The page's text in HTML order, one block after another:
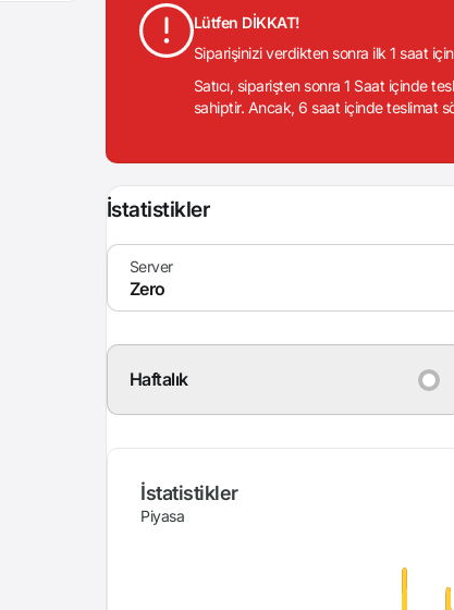
Lütfen DİKKAT!
Siparişinizi verdikten sonra ilk 1 saat
Satıcı, siparişten sonra 1 Saat içinde
sahiptir. Ancak, 6 saat içinde teslimat
İstatistikler
Haftalık
İstatistikler
Piyasa